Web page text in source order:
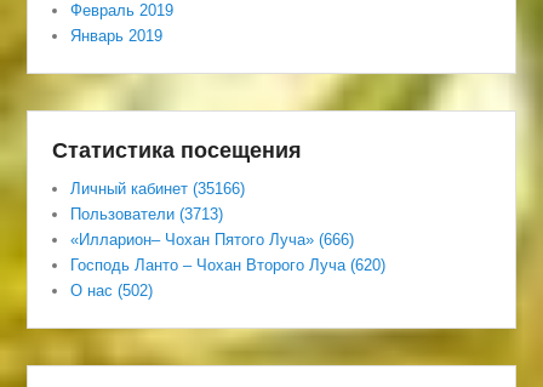
Февраль 2019
Январь 2019
Статистика посещения
Личный кабинет (35166)
Пользователи (3713)
«Илларион– Чохан Пятого Луча» (666)
Господь Ланто – Чохан Второго Луча (620)
О нас (502)